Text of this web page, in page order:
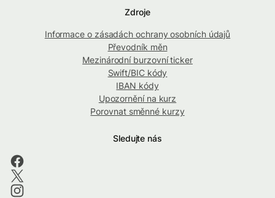
Zdroje
Informace o zásadách ochrany osobních údajů
Převodník měn
Mezinárodní burzovní ticker
Swift/BIC kódy
IBAN kódy
Upozornění na kurz
Porovnat směnné kurzy
Sledujte nás